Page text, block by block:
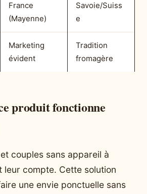
France
(Mayenne)
Savoie/Suiss
e
Marketing
évident
Tradition
fromagère
produit fonctionne
couples sans appareil à
leur compte. Cette solution
une envie ponctuelle sans